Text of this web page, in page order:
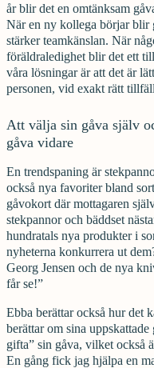
år blir det en omtänksam
När en ny kollega börjar blir
stärker teamkänslan. När
föräldraledighet blir det ett
våra lösningar är att det är
personen, vid exakt rätt
Att välja sin gåva själv
gåva vidare
En trendspaning är
också nya favoriter bland
gåvokort där mottagaren
stekpannor och bäddset
hundratals nya produkter i
nyheterna konkurrera ut
Georg Jensen och de nya
får se!”
Ebba berättar också hur det
berättar om sina
gifta” sin gåva, vilket också
En gång fick jag hjälpa en